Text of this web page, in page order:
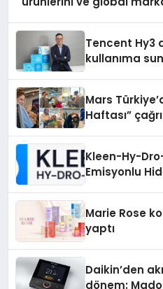
Tencent Hy3
kullanıma
Mars
Haftası”
Kleen-Hy-
Emisyonlu
Marie Rose
yaptı
Daikin’den
dönem: